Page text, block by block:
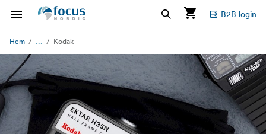
B2B login
Hem ... Kodak